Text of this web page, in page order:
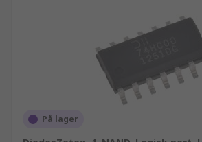
På lager